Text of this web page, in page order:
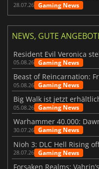
28.07.26 Gaming News
NEWS, GUTE
05.08.26 Gaming News
05.08.26 Gaming News
05.08.26 Gaming News
30.07.26 Gaming News
Nioh 3: DLC Hell Rising
28.07.26 Gaming News